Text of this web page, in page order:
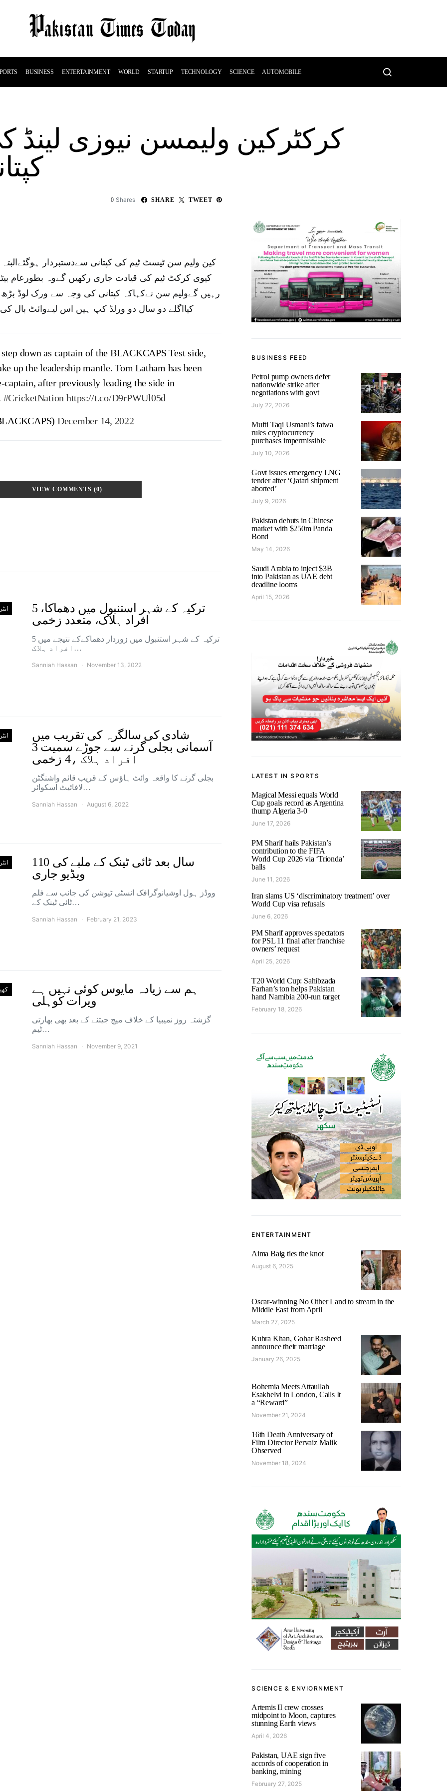
BUSINESS ENTERTAINMENT WORLD STARTUP TECHNOLOGY SCIENCE AUTOMOBILE
کرکٹرکین ولیمسن نیوزی
0 Shares SHARE TWEET
کین ولیم سن ٹیسٹ ٹیم کی کپتانی سےدستبردار
کیوی کرکٹ ٹیم کی قیادت جاری رکھیں گےوہ بطورعام
رہیں گےولیم سن نےکہاکہ کپتانی کی وجہ سے ورک لوڈ بڑھ
کیااگلے دو سال دو ورلڈ کپ ہیں اس لیےوائٹ بال
down as captain of the BLACKCAPS Test side,
up the leadership mantle. Tom Latham has been
captain, after previously leading the side in
#CricketNation https://t.co/D9rPWUl05d
December 14, 2022
VIEW COMMENTS (0)
ترکیہ کے شہر استنبول میں دھماکا، 5
افراد ہلاک، متعدد زخمی
ترکیہ کے شہر استنبول میں زوردار دھماکےکے نتیجے میں 5
افراد ہلاک…
Sanniah Hassan November 13, 2022
شادی کی سالگرہ کی تقریب میں
آسمانی بجلی گرنے سے جوڑے سمیت 3
افراد ہلاک ،4 زخمی
بجلی گرنے کا واقعہ وائٹ ہاؤس کے قریب قائم واشنگٹن
لافائیٹ اسکوائر…
Sanniah Hassan August 6, 2022
110 سال بعد ٹائی ٹینک کے ملبے کی
ویڈیو جاری
ووڈز ہول اوشیانوگرافک انسٹی ٹیوشن کی جانب سے فلم
ٹائی ٹینک کے…
Sanniah Hassan February 21, 2023
ہم سے زیادہ مایوس کوئی نہیں ہے
ویرات کوہلی
گزشتہ روز نمیبیا کے خلاف میچ جیتنے کے بعد بھی بھارتی
ٹیم…
Sanniah Hassan November 9, 2021
BUSINESS FEED
Petrol pump owners defer
nationwide strike after
negotiations with govt
July 22, 2026
Mufti Taqi Usmani’s fatwa
rules cryptocurrency
purchases impermissible
July 10, 2026
Govt issues emergency LNG
tender after ‘Qatari shipment
aborted’
July 9, 2026
Pakistan debuts in Chinese
market with $250m Panda
Bond
May 14, 2026
Saudi Arabia to inject $3B
into Pakistan as UAE debt
deadline looms
April 15, 2026
LATEST IN SPORTS
Magical Messi equals World
Cup goals record as Argentina
thump Algeria 3-0
June 17, 2026
PM Sharif hails Pakistan’s
contribution to the FIFA
World Cup 2026 via ‘Trionda’
balls
June 11, 2026
Iran slams US ‘discriminatory treatment’ over
World Cup visa refusals
June 6, 2026
PM Sharif approves spectators
for PSL 11 final after franchise
owners’ request
April 25, 2026
T20 World Cup: Sahibzada
Farhan’s ton helps Pakistan
hand Namibia 200-run target
February 18, 2026
ENTERTAINMENT
Aima Baig ties the knot
August 6, 2025
Oscar-winning No Other Land to stream in the
Middle East from April
March 27, 2025
Kubra Khan, Gohar Rasheed
announce their marriage
January 26, 2025
Bohemia Meets Attaullah
Esakhelvi in London, Calls It
a “Reward”
November 21, 2024
16th Death Anniversary of
Film Director Pervaiz Malik
Observed
November 18, 2024
SCIENCE & ENVIORNMENT
Artemis II crew crosses
midpoint to Moon, captures
stunning Earth views
April 4, 2026
Pakistan, UAE sign five
accords of cooperation in
banking, mining
February 27, 2025